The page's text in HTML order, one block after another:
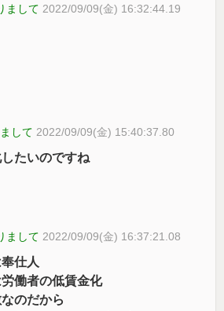
まして 2022/09/09(金) 16:32:44.19
して 2022/09/09(金) 15:40:37.80
たいのですね
まして 2022/09/09(金) 16:37:21.08
仕人
働者の低賃金化
のだから